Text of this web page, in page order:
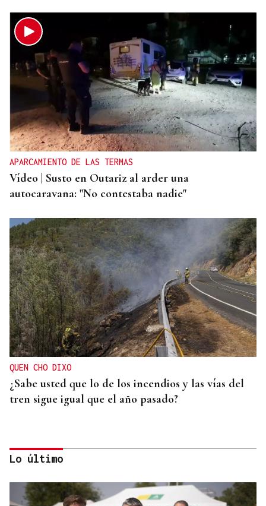
APARCAMIENTO DE LAS TERMAS
Vídeo | Susto en Outariz al arder una
autocaravana: "No contestaba nadie"
QUEN CHO DIXO
¿Sabe usted que lo de los incendios y las vías del
tren sigue igual que el año pasado?
Lo último